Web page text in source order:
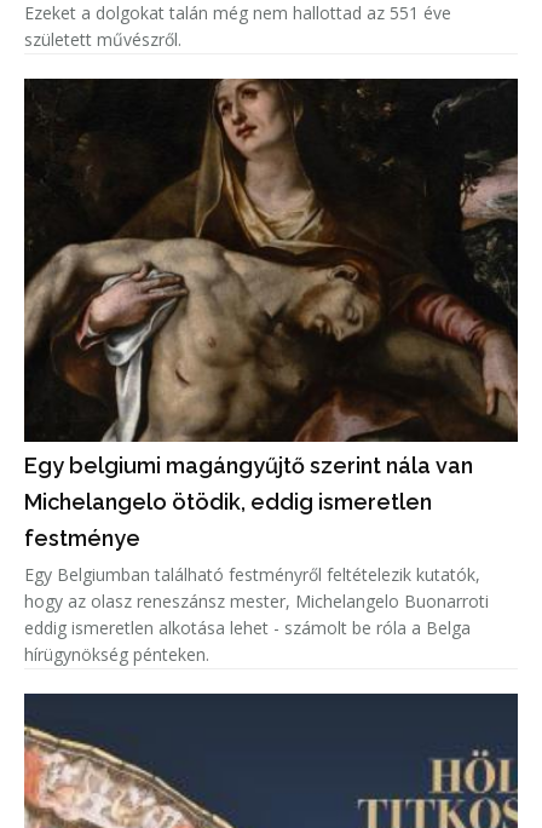
Ezeket a dolgokat talán még nem hallottad az 551 éve
született művészről.
Egy belgiumi magángyűjtő szerint nála van
Michelangelo ötödik, eddig ismeretlen
festménye
Egy Belgiumban található festményről feltételezik kutatók,
hogy az olasz reneszánsz mester, Michelangelo Buonarroti
eddig ismeretlen alkotása lehet - számolt be róla a Belga
hírügynökség pénteken.